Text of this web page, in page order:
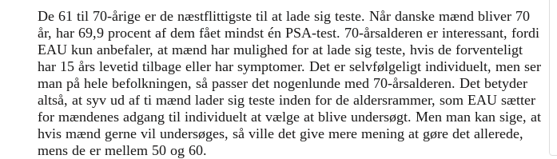
De 61 til 70-årige er de næstflittigste til at lade sig teste. Når danske mænd bliver 70
år, har 69,9 procent af dem fået mindst én PSA-test. 70-årsalderen er interessant, fordi
EAU kun anbefaler, at mænd har mulighed for at lade sig teste, hvis de forventeligt
har 15 års levetid tilbage eller har symptomer. Det er selvfølgeligt individuelt, men ser
man på hele befolkningen, så passer det nogenlunde med 70-årsalderen. Det betyder
altså, at syv ud af ti mænd lader sig teste inden for de aldersrammer, som EAU sætter
for mændenes adgang til individuelt at vælge at blive undersøgt. Men man kan sige, at
hvis mænd gerne vil undersøges, så ville det give mere mening at gøre det allerede,
mens de er mellem 50 og 60.